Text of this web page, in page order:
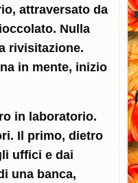
attraversato da
Nulla
rivisitazione.
in mente, inizio
in laboratorio.
Il primo, dietro
uffici e dai
una banca,